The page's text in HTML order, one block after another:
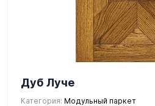
Дуб Луче
Категория: Модульный паркет